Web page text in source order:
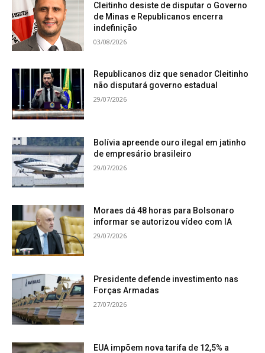
Cleitinho desiste de disputar o Governo
de Minas e Republicanos encerra
indefinição
03/08/2026
Republicanos diz que senador Cleitinho
não disputará governo estadual
29/07/2026
Bolívia apreende ouro ilegal em jatinho
de empresário brasileiro
29/07/2026
Moraes dá 48 horas para Bolsonaro
informar se autorizou vídeo com IA
29/07/2026
Presidente defende investimento nas
Forças Armadas
27/07/2026
EUA impõem nova tarifa de 12,5% a